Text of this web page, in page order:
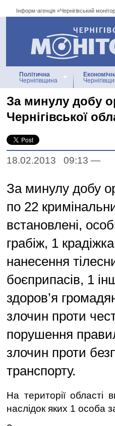
Інформ-агенція «Чернігівський
Інформ-агенція
«Чернігівський
Політична
Чернігівщина
За минулу добу
Чернігівської
18.02.2013 09:13 —
За минулу добу
по 22
встановлені,
грабіж, 1
нанесення
боєприпасів, 1
здоров’я
злочин проти
порушення
злочин проти
транспорту.
На території області
наслідок яких 1 особа